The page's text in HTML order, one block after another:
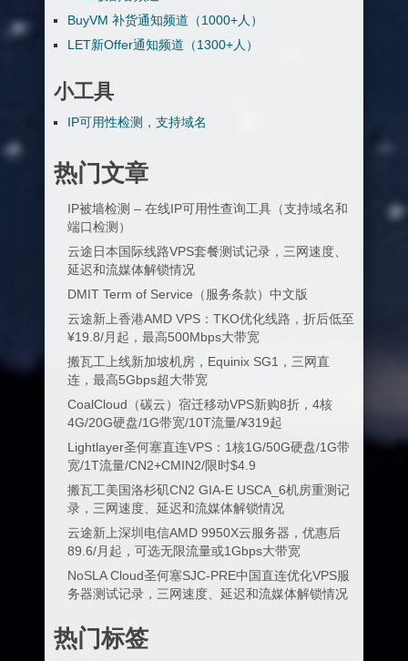
BuyVM 补货通知频道（1000+人）
LET新Offer通知频道（1300+人）
小工具
IP可用性检测，支持域名
热门文章
IP被墙检测 – 在线IP可用性查询工具（支持域名和
端口检测）
云途日本国际线路VPS套餐测试记录，三网速度、
延迟和流媒体解锁情况
DMIT Term of Service（服务条款）中文版
云途新上香港AMD VPS：TKO优化线路，折后低至
¥19.8/月起，最高500Mbps大带宽
搬瓦工上线新加坡机房，Equinix SG1，三网直
连，最高5Gbps超大带宽
CoalCloud（碳云）宿迁移动VPS新购8折，4核
4G/20G硬盘/1G带宽/10T流量/¥319起
Lightlayer圣何塞直连VPS：1核1G/50G硬盘/1G带
宽/1T流量/CN2+CMIN2/限时$4.9
搬瓦工美国洛杉矶CN2 GIA-E USCA_6机房重测记
录，三网速度、延迟和流媒体解锁情况
云途新上深圳电信AMD 9950X云服务器，优惠后
89.6/月起，可选无限流量或1Gbps大带宽
NoSLA Cloud圣何塞SJC-PRE中国直连优化VPS服
务器测试记录，三网速度、延迟和流媒体解锁情况
热门标签